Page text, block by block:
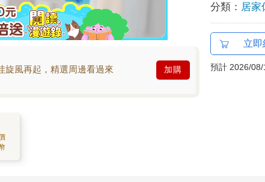
旋風再起，精選周邊看過來 加購
分類： 居家
立即
預計 2026/